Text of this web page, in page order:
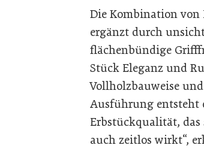
Die Kombination von
ergänzt durch
flächenbündige
Stück Eleganz und
Vollholzbauweise
Ausführung entsteht
Erbstückqualität,
auch zeitlos wirkt“,